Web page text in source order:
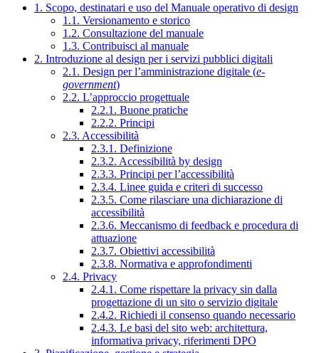
1. Scopo, destinatari e uso del Manuale operativo di design
1.1. Versionamento e storico
1.2. Consultazione del manuale
1.3. Contribuisci al manuale
2. Introduzione al design per i servizi pubblici digitali
2.1. Design per l’amministrazione digitale (e-
government)
2.2. L’approccio progettuale
2.2.1. Buone pratiche
2.2.2. Principi
2.3. Accessibilità
2.3.1. Definizione
2.3.2. Accessibilità by design
2.3.3. Principi per l’accessibilità
2.3.4. Linee guida e criteri di successo
2.3.5. Come rilasciare una dichiarazione di
accessibilità
2.3.6. Meccanismo di feedback e procedura di
attuazione
2.3.7. Obiettivi accessibilità
2.3.8. Normativa e approfondimenti
2.4. Privacy
2.4.1. Come rispettare la privacy sin dalla
progettazione di un sito o servizio digitale
2.4.2. Richiedi il consenso quando necessario
2.4.3. Le basi del sito web: architettura,
informativa privacy, riferimenti DPO